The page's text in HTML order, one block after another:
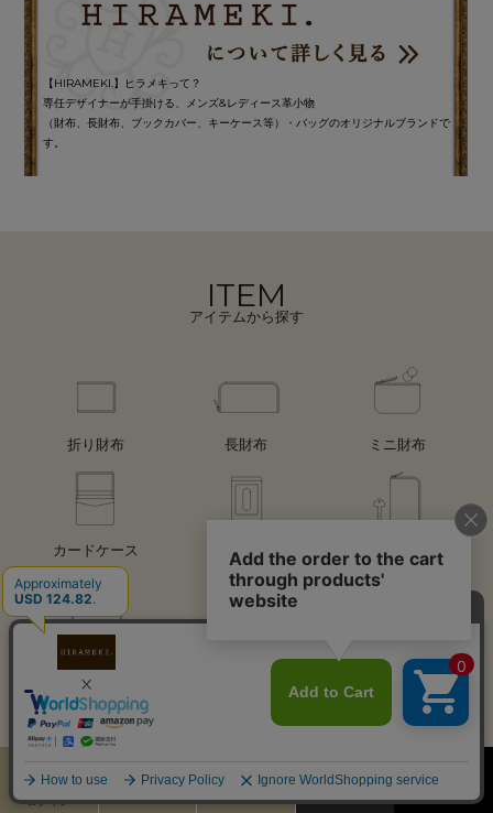
【HIRAMEKI.】ヒラメキって？
専任デザイナーが手掛ける、メンズ&レディース革小物
（財布、長財布、ブックカバー、キーケース等）・バッグのオリジナルブランドで
す。
ITEM
アイテムから探す
折り財布 長財布 ミニ財布
カードケース パスケース キーケース
ステーショナリー
チャーム
キーホルダー
アクセサリー レザーケア用品 その他
ログイン